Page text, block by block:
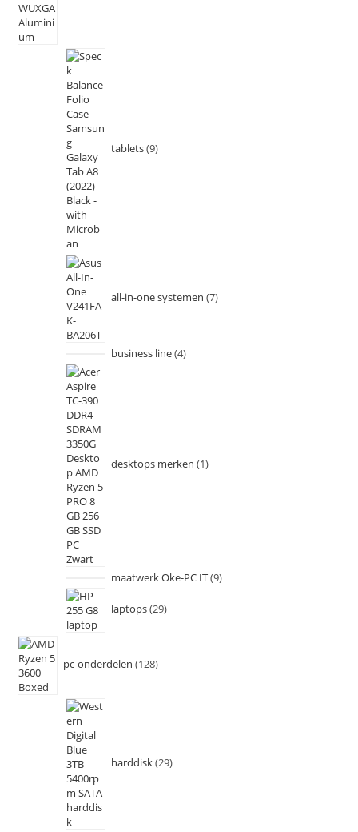
tablets 9
all-in-one systemen 7
business line 4
desktops merken 1
maatwerk Oke-PC IT 9
laptops 29
pc-onderdelen 128
harddisk 29